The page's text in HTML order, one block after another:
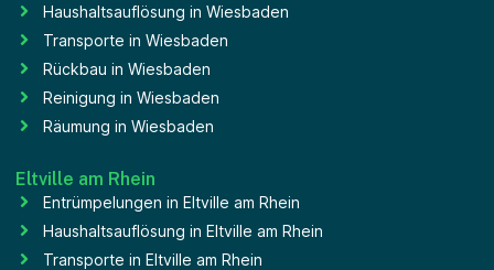
Haushaltsauflösung in Wiesbaden
Transporte in Wiesbaden
Rückbau in Wiesbaden
Reinigung in Wiesbaden
Räumung in Wiesbaden
Eltville am Rhein
Entrümpelungen in Eltville am Rhein
Haushaltsauflösung in Eltville am Rhein
Transporte in Eltville am Rhein